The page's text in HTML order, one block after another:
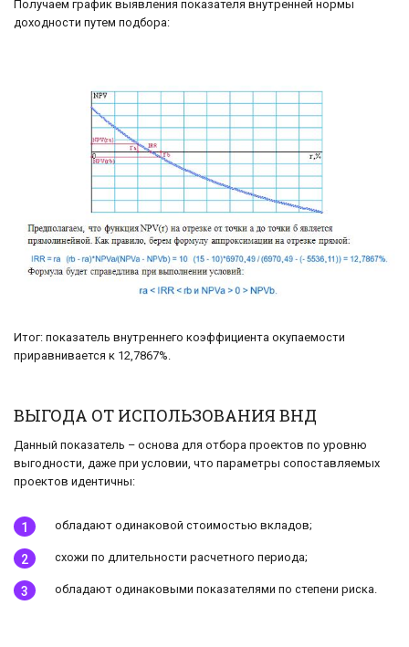
Получаем график выявления показателя внутренней нормы
доходности путем подбора:
Итог: показатель внутреннего коэффициента окупаемости
приравнивается к 12,7867%.
ВЫГОДА ОТ ИСПОЛЬЗОВАНИЯ ВНД
Данный показатель – основа для отбора проектов по уровню
выгодности, даже при условии, что параметры сопоставляемых
проектов идентичны:
обладают одинаковой стоимостью вкладов;
схожи по длительности расчетного периода;
обладают одинаковыми показателями по степени риска.